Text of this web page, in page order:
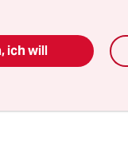
ich will